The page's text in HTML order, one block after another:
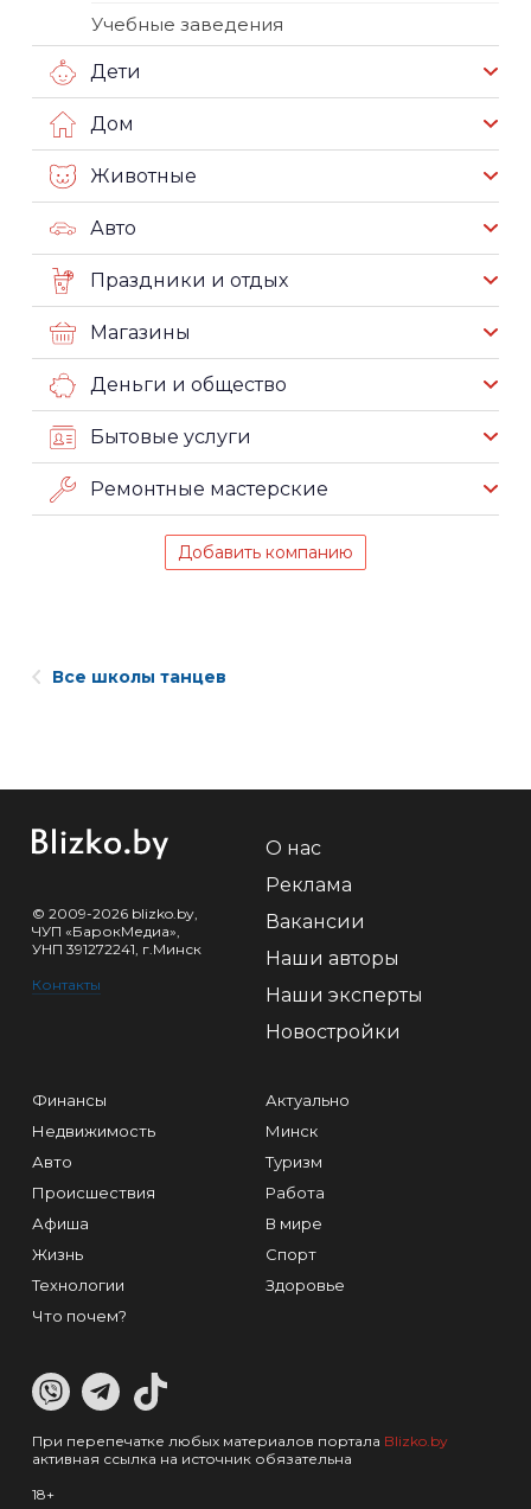
Учебные заведения
Дети
Дом
Животные
Авто
Праздники и отдых
Магазины
Деньги и общество
Бытовые услуги
Ремонтные мастерские
Добавить компанию
Все школы танцев
© 2009-2026 blizko.by,
ЧУП «БарокМедиа»,
УНП 391272241, г.Минск
Контакты
О нас
Реклама
Вакансии
Наши авторы
Наши эксперты
Новостройки
Финансы
Недвижимость
Авто
Происшествия
Афиша
Жизнь
Технологии
Что почем?
Актуально
Минск
Туризм
Работа
В мире
Спорт
Здоровье
При перепечатке любых материалов портала Blizko.by
активная ссылка на источник обязательна
18+